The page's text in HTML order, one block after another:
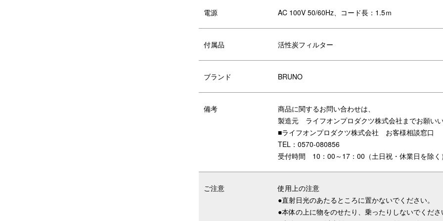
電源 AC 100V 50/60Hz、コード長：1.5ｍ
付属品 活性炭フィルター
ブランド BRUNO
備考
商品に関するお問い合わせは、
製造元 ライフオンプロダクツ株式会社までお願いい
■ライフオンプロダクツ株式会社 お客様相談窓口
TEL：0570-080856
受付時間 10：00～17：00（土日祝・休業日を除く）
ご注意
使用上の注意
●直射日光のあたるところに置かないでください。
●本体の上に物をのせたり、乗ったりしないでくださ